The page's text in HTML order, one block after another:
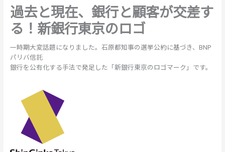
過去と現在、銀行と顧客が交差す
る！新銀行東京のロゴ
一時期大変話題になりました。石原都知事の選挙公約に基づき、BNP
パリバ信託
銀行を公有化する手法で発足した「新銀行東京のロゴマーク」です。